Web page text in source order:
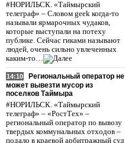
#НОРИЛЬСК. «Таймырский
телеграф» – Словом geek когда-то
называли ярмарочных чудаков,
которые выступали на потеху
публике. Сейчас гиками называют
людей, очень сильно увлеченных
каким-то…
14:10
Региональный оператор не
может вывезти мусор из
поселков Таймыра
#НОРИЛЬСК. «Таймырский
телеграф» – «РостТех» –
региональный оператор по вывозу
твердых коммунальных отходов –
подало в краевой арбитражный суд